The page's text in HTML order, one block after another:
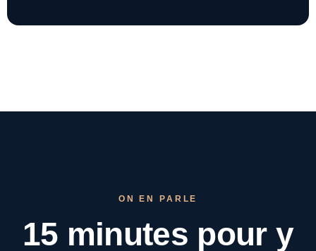
ON EN PARLE
15 minutes pour y